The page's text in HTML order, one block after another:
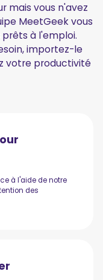
mais vous n'avez
MeetGeek vous
à l'emploi.
importez-le
votre productivité
à l'aide de notre
des